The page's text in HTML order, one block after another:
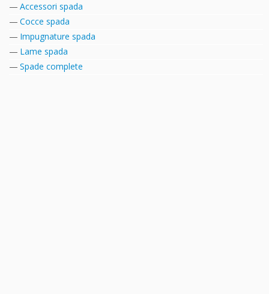
Accessori spada
Cocce spada
Impugnature spada
Lame spada
Spade complete